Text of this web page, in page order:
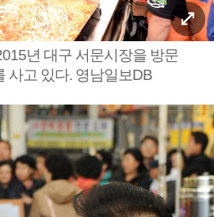
년 대구 서문시장을 방문
사고 있다. 영남일보DB